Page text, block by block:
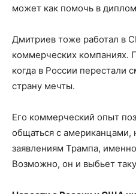
может как помочь в
Дмитриев тоже работал в
коммерческих компаниях.
когда в России перестали
страну мечты.
Его коммерческий опыт
общаться с американцами,
заявлениям Трампа,
Возможно, он и выбьет